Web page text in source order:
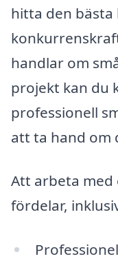
hitta den
handlar om
projekt kan du
professionell
att ta hand om
Att arbeta med
fördelar,